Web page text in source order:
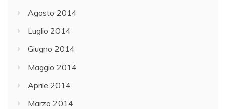
Agosto 2014
Luglio 2014
Giugno 2014
Maggio 2014
Aprile 2014
Marzo 2014